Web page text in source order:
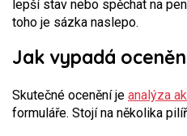
lepší stav nebo spěchat na
toho je sázka naslepo.
Jak vypadá
Skutečné ocenění je analýza
formuláře. Stojí na několika